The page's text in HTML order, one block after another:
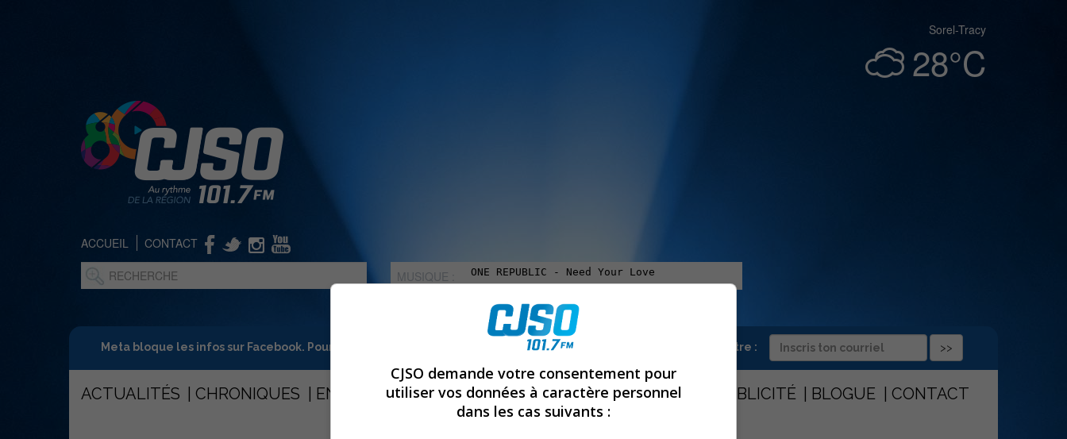
Sorel-Tracy
28°C
ACCUEIL CONTACT
MUSIQUE :
Meta bloque les infos sur Facebook. Pour ne rien manquer à Sorel-Tracy et la région, abonne-toi à notre infolettre :
ACTUALITÉS CHRONIQUES ENTREVUES OPINION ÉMISSIONS CONCOURS PUBLICITÉ BLOGUE CONTACT
CJSO demande votre consentement pour
utiliser vos données à caractère personnel
dans les cas suivants :